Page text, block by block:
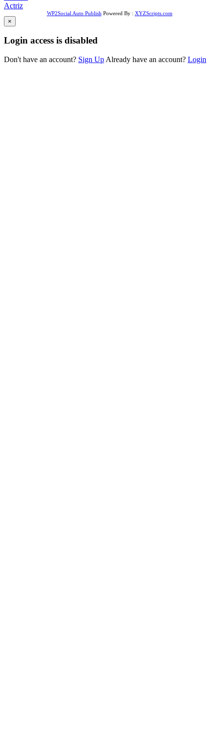
Actriz
WP2Social Auto Publish Powered By : XYZScripts.com
×
Login access is disabled
Don't have an account? Sign Up Already have an account? Login